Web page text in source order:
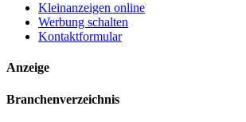
Kleinanzeigen online
Werbung schalten
Kontaktformular
Anzeige
Branchenverzeichnis